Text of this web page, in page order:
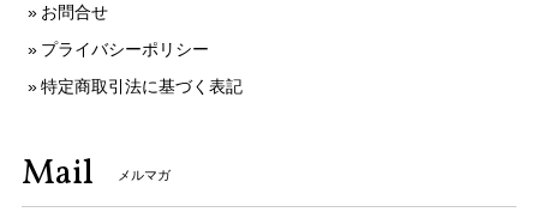
お問合せ
プライバシーポリシー
特定商取引法に基づく表記
Mail メルマガ